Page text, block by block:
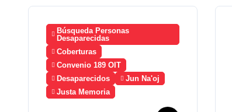
Búsqueda Personas
Desaparecidas
Coberturas
Convenio 189 OIT
Desaparecidos
Jun Na'oj
Justa Memoria